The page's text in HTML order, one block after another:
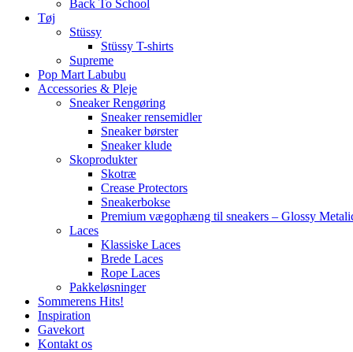
Back To School
Tøj
Stüssy
Stüssy T-shirts
Supreme
Pop Mart Labubu
Accessories & Pleje
Sneaker Rengøring
Sneaker rensemidler
Sneaker børster
Sneaker klude
Skoprodukter
Skotræ
Crease Protectors
Sneakerbokse
Premium vægophæng til sneakers – Glossy
Laces
Klassiske Laces
Brede Laces
Rope Laces
Pakkeløsninger
Sommerens Hits!
Inspiration
Gavekort
Kontakt os